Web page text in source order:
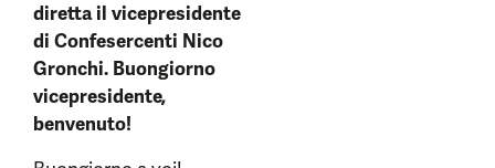
diretta il vicepresidente
di Confesercenti Nico
Gronchi. Buongiorno
vicepresidente,
benvenuto!